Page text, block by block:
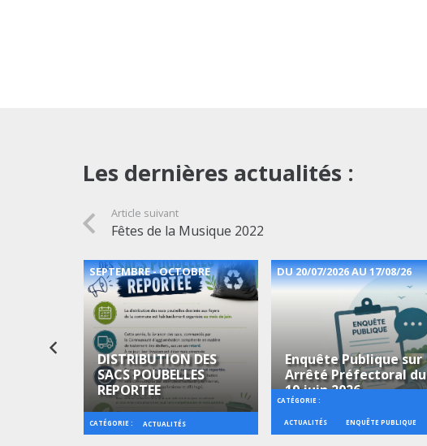
Les dernières actualités :
Article suivant
Fêtes de la Musique 2022
SEPTEMBRE - OCTOBRE
CATÉGORIE : ACTUALITÉS
DISTRIBUTION DES
SACS POUBELLES
REPORTEE
DU 20/07/2026 AU 17/08/26
CATÉGORIE :
ACTUALITÉS ENQUÊTE PUBLIQUE
Enquête Publique sur
Arrêté Préfectoral du
19 juin 2026